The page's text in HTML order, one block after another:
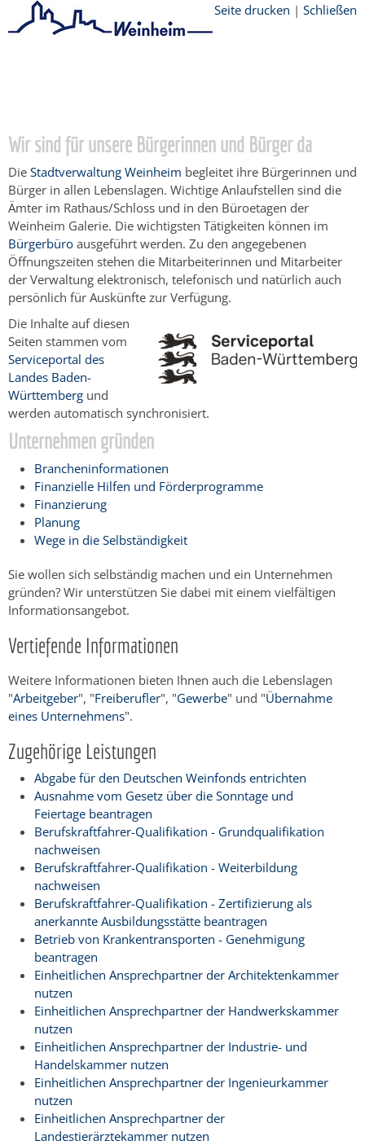
Seite drucken | Schließen
Wir sind für unsere Bürgerinnen und Bürger da
Die Stadtverwaltung Weinheim begleitet ihre Bürgerinnen und
Bürger in allen Lebenslagen. Wichtige Anlaufstellen sind die
Ämter im Rathaus/Schloss und in den Büroetagen der
Weinheim Galerie. Die wichtigsten Tätigkeiten können im
Bürgerbüro ausgeführt werden. Zu den angegebenen
Öffnungszeiten stehen die Mitarbeiterinnen und Mitarbeiter
der Verwaltung elektronisch, telefonisch und natürlich auch
persönlich für Auskünfte zur Verfügung.
Die Inhalte auf diesen
Seiten stammen vom
Serviceportal des
Landes Baden-
Württemberg und
werden automatisch synchronisiert.
Unternehmen gründen
Brancheninformationen
Finanzielle Hilfen und Förderprogramme
Finanzierung
Planung
Wege in die Selbständigkeit
Sie wollen sich selbständig machen und ein Unternehmen
gründen? Wir unterstützen Sie dabei mit einem vielfältigen
Informationsangebot.
Vertiefende Informationen
Weitere Informationen bieten Ihnen auch die Lebenslagen
"Arbeitgeber", "Freiberufler", "Gewerbe" und "Übernahme
eines Unternehmens".
Zugehörige Leistungen
Abgabe für den Deutschen Weinfonds entrichten
Ausnahme vom Gesetz über die Sonntage und
Feiertage beantragen
Berufskraftfahrer-Qualifikation - Grundqualifikation
nachweisen
Berufskraftfahrer-Qualifikation - Weiterbildung
nachweisen
Berufskraftfahrer-Qualifikation - Zertifizierung als
anerkannte Ausbildungsstätte beantragen
Betrieb von Krankentransporten - Genehmigung
beantragen
Einheitlichen Ansprechpartner der Architektenkammer
nutzen
Einheitlichen Ansprechpartner der Handwerkskammer
nutzen
Einheitlichen Ansprechpartner der Industrie- und
Handelskammer nutzen
Einheitlichen Ansprechpartner der Ingenieurkammer
nutzen
Einheitlichen Ansprechpartner der
Landestierärztekammer nutzen